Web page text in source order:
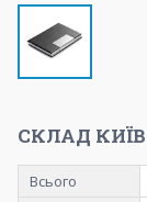
СКЛАД КИЇВ
Всього